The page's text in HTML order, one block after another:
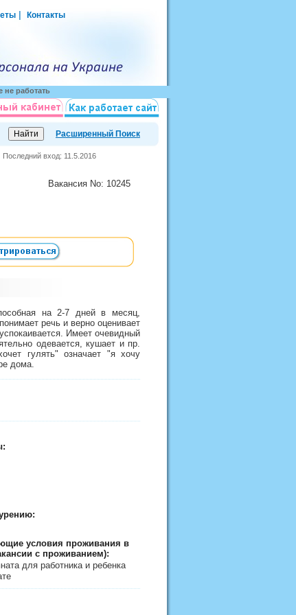
Контакты
не работать
Расширенный Поиск
Последний вход: 11.5.2016
Вакансия No: 10245
на 2-7 дней в месяц,
речь и верно оценивает
Имеет очевидный
одевается, кушает и пр.
гулять" означает "я хочу
дома.
условия проживания в
с проживанием):
для работника и ребенка